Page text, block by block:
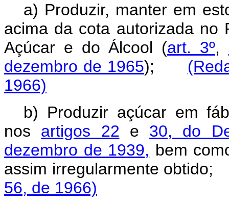
a) Produzir, manter em
acima da cota autorizada no
Açúcar e do Álcool (art. 3º,
dezembro de 1965);
1966)
b) Produzir açúcar em
nos artigos 22 e 30, do
dezembro de 1939, bem
assim irregularmente
56, de 1966)